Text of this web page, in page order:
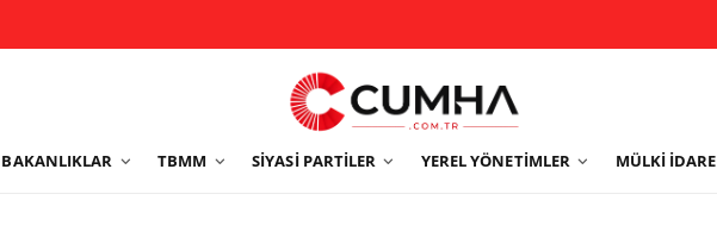
BAKANLIKLAR TBMM SIYASI PARTILER YEREL YÖNETIMLER MÜLKI İDARE